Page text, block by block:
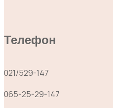
Телефон
021/529-147
065-25-29-147